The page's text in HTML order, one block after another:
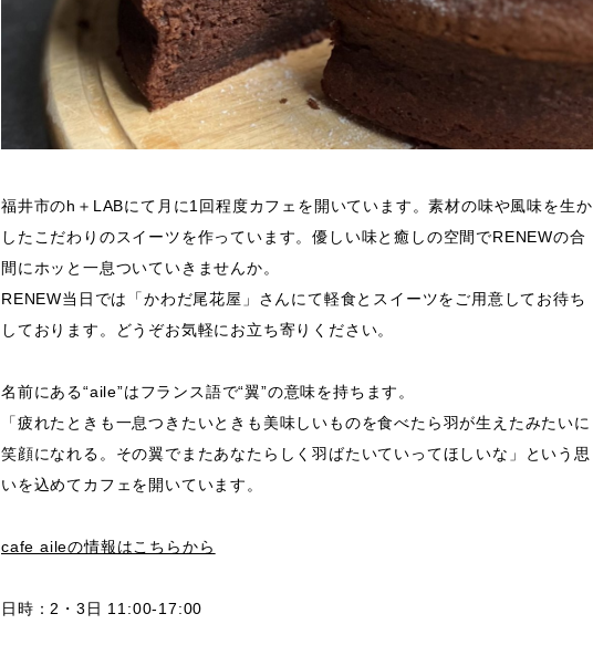
福井市のh＋LABにて月に1回程度カフェを開いています。素材の味や風味を生か
したこだわりのスイーツを作っています。優しい味と癒しの空間でRENEWの合
間にホッと一息ついていきませんか。
RENEW当日では「かわだ尾花屋」さんにて軽食とスイーツをご用意してお待ち
しております。どうぞお気軽にお立ち寄りください。
名前にある“aile”はフランス語で“翼”の意味を持ちます。
「疲れたときも一息つきたいときも美味しいものを食べたら羽が生えたみたいに
笑顔になれる。その翼でまたあなたらしく羽ばたいていってほしいな」という思
いを込めてカフェを開いています。
cafe aileの情報はこちらから
日時： 2・3日 11:00-17:00